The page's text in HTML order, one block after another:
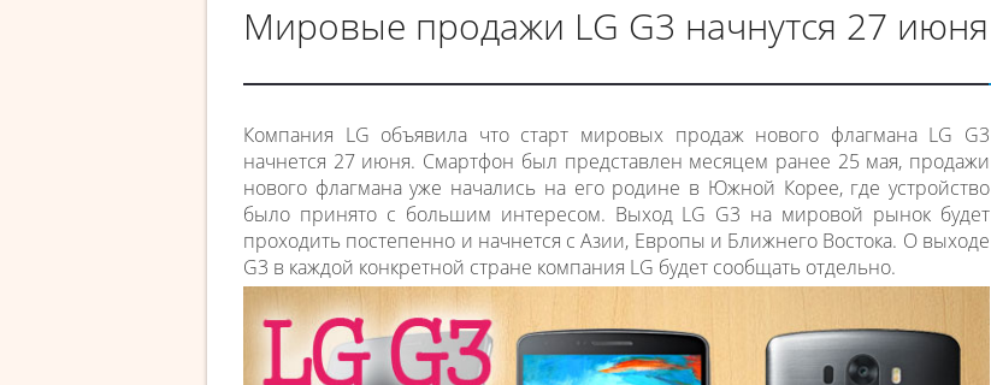
Мировые продажи LG G3 начнутся 27 июня
Компания LG объявила что старт мировых продаж нового флагмана LG G3
начнется 27 июня. Смартфон был представлен месяцем ранее 25 мая, продажи
нового флагмана уже начались на его родине в Южной Корее, где устройство
было принято с большим интересом. Выход LG G3 на мировой рынок будет
проходить постепенно и начнется с Азии, Европы и Ближнего Востока. О выходе
G3 в каждой конкретной стране компания LG будет сообщать отдельно.